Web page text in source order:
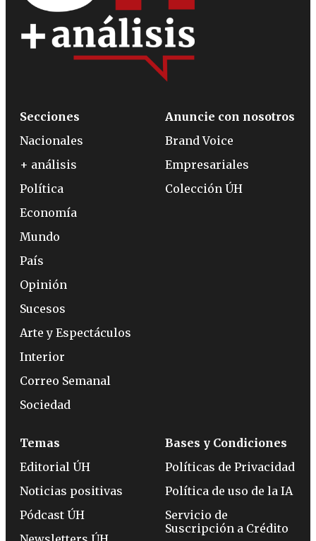
Secciones
Nacionales
+ análisis
Política
Economía
Mundo
País
Opinión
Sucesos
Arte y Espectáculos
Interior
Correo Semanal
Sociedad
Anuncie con nosotros
Brand Voice
Empresariales
Colección ÚH
Temas
Editorial ÚH
Noticias positivas
Pódcast ÚH
Bases y Condiciones
Políticas de Privacidad
Política de uso de la IA
Servicio de
Suscripción a Crédito